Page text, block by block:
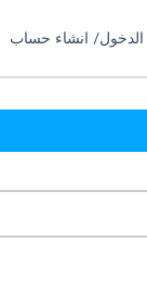
انشاء حساب